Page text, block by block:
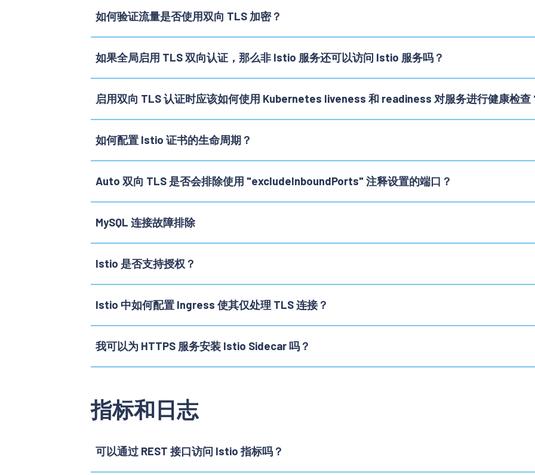
如何验证流量是否使用双向 TLS 加密？
如果全局启用 TLS 双向认证，那么非 Istio 服务还可以访问 Istio 服务吗？
启用双向 TLS 认证时应该如何使用 Kubernetes liveness 和 readiness 对服务进行健康检查
如何配置 Istio 证书的生命周期？
Auto 双向 TLS 是否会排除使用 "excludeInboundPorts" 注释设置的端口？
MySQL 连接故障排除
Istio 是否支持授权？
Istio 中如何配置 Ingress 使其仅处理 TLS 连接？
我可以为 HTTPS 服务安装 Istio Sidecar 吗？
指标和日志
可以通过 REST 接口访问 Istio 指标吗？